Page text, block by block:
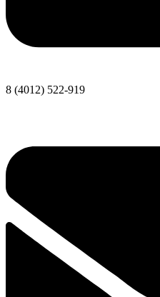
8 (4012) 522-919